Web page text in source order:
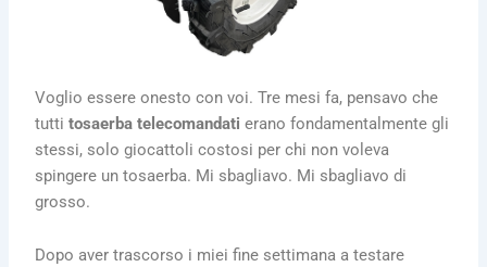
Voglio essere onesto con voi. Tre mesi fa, pensavo che
tuttitosaerba telecomandati erano fondamentalmente gli
stessi, solo giocattoli costosi per chi non voleva
spingere un tosaerba. Mi sbagliavo. Mi sbagliavo di
grosso.
Dopo aver trascorso i miei fine settimana a testare